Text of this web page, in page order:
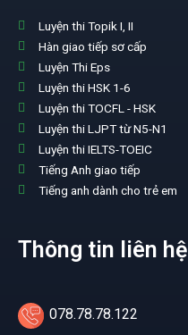
Luyện thi Topik I, II
Hàn giao tiếp sơ cấp
Luyện Thi Eps
Luyện thi HSK 1-6
Luyện thi TOCFL - HSK
Luyện thi LJPT từ N5-N1
Luyện thi IELTS-TOEIC
Tiếng Anh giao tiếp
Tiếng anh dành cho trẻ em
Thông tin liên hệ
078.78.78.122